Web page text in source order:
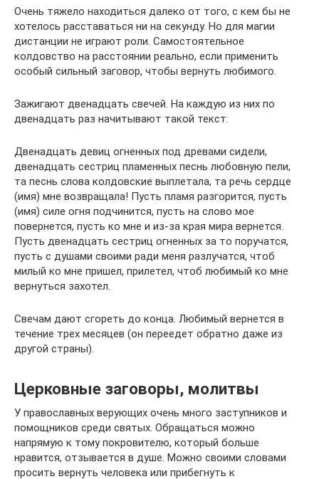
Очень тяжело находиться далеко от того, с кем бы не
хотелось расставаться ни на секунду. Но для магии
дистанции не играют роли. Самостоятельное
колдовство на расстоянии реально, если применить
особый сильный заговор, чтобы вернуть любимого.
Зажигают двенадцать свечей. На каждую из них по
двенадцать раз начитывают такой текст:
Двенадцать девиц огненных под древами сидели,
двенадцать сестриц пламенных песнь любовную пели,
та песнь слова колдовские выплетала, та речь сердце
(имя) мне возвращала! Пусть пламя разгорится, пусть
(имя) силе огня подчинится, пусть на слово мое
повернется, пусть ко мне и из-за края мира вернется.
Пусть двенадцать сестриц огненных за то поручатся,
пусть с душами своими ради меня разлучатся, чтоб
милый ко мне пришел, прилетел, чтоб любимый ко мне
вернуться захотел.
Свечам дают сгореть до конца. Любимый вернется в
течение трех месяцев (он переедет обратно даже из
другой страны).
Церковные заговоры, молитвы
У православных верующих очень много заступников и
помощников среди святых. Обращаться можно
напрямую к тому покровителю, который больше
нравится, отзывается в душе. Можно своими словами
просить вернуть человека или прибегнуть к